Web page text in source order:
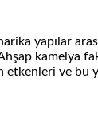
yapılar
kamelya
etkenleri ve bu